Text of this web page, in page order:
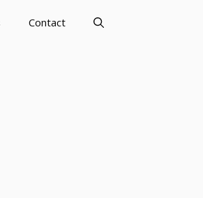
Contact